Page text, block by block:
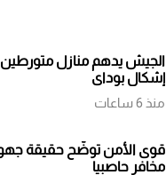
الجيش يدهم منازل
إشكال بوداي
منذ 6 ساعات
قوى الأمن توضّح حقيقة
مخافر حاصبيا